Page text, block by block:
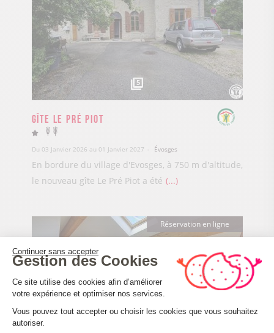
5
Gîte Le Pré Piot
Du 03 Janvier 2026 au 01 Janvier 2027 Évosges
En bordure du village d'Evosges, à 750 m d'altitude,
le nouveau gîte Le Pré Piot a été ...
Réservation en ligne
Continuer sans accepter
Gestion des Cookies
Plateforme de Gestion du
Ce site utilise des cookies afin d’améliorer
votre expérience et optimiser nos services.
Vous pouvez tout accepter ou choisir les cookies que vous souhaitez
autoriser.